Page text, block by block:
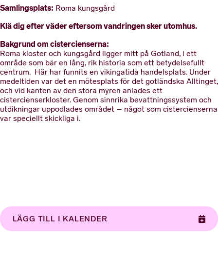
Samlingsplats: Roma kungsgård
Klä dig efter väder eftersom vandringen sker utomhus.
Bakgrund om cistercienserna:
Roma kloster och kungsgård ligger mitt på Gotland, i ett
område som bär en lång, rik historia som ett betydelsefullt
centrum. Här har funnits en vikingatida handelsplats. Under
medeltiden var det en mötesplats för det gotländska Alltinget,
och vid kanten av den stora myren anlades ett
cistercienserkloster. Genom sinnrika bevattningssystem och
utdikningar uppodlades området – något som cistercienserna
var speciellt skickliga i.
LÄGG TILL I KALENDER